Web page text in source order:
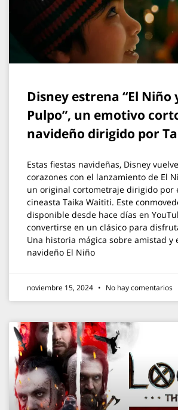
Disney estrena “El Niño
Pulpo”, un emotivo
navideño dirigido por
Estas fiestas navideñas, Disney
corazones con el lanzamiento de El
un original cortometraje dirigido por
cineasta Taika Waititi. Este
disponible desde hace días en
convertirse en un clásico para
Una historia mágica sobre amistad y
navideño El Niño
noviembre 15, 2024 No hay comentarios